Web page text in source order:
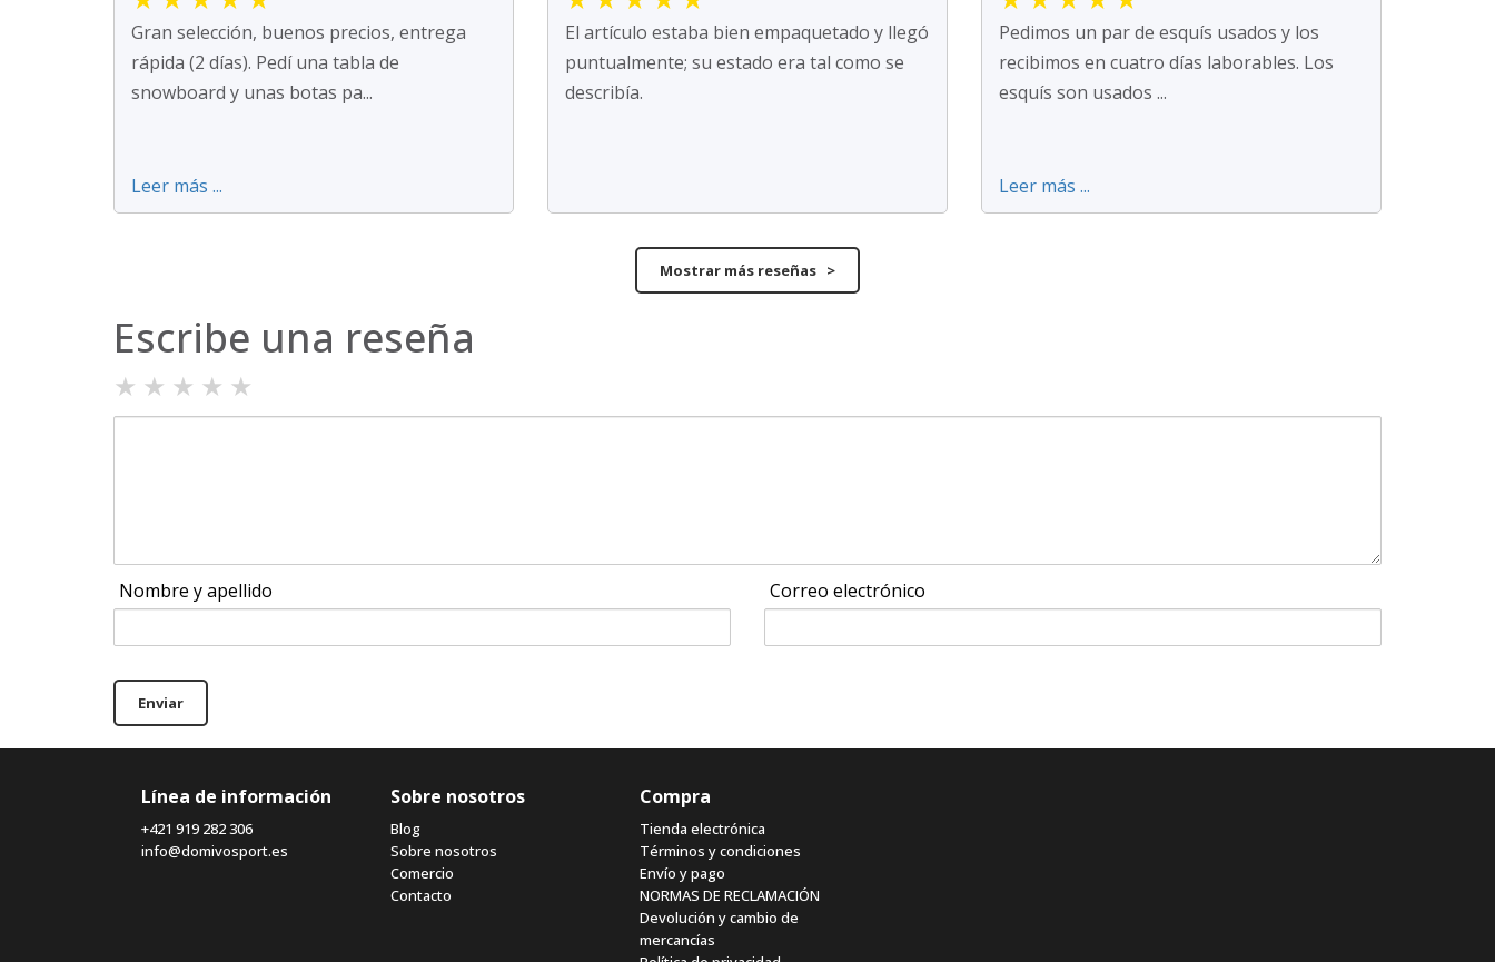
Gran selección, buenos precios, entrega
rápida (2 días). Pedí una tabla de
snowboard y unas botas pa...
Leer más ...
El artículo estaba bien empaquetado y llegó
puntualmente; su estado era tal como se
describía.
Pedimos un par de esquís usados y los
recibimos en cuatro días laborables. Los
esquís son usados ...
Leer más ...
Mostrar más reseñas >
Escribe una reseña
★ ★ ★ ★ ★
Nombre y apellido Correo electrónico
Enviar
Línea de información
+421 919 282 306
info@domivosport.es
Sobre nosotros
Blog
Sobre nosotros
Comercio
Contacto
Compra
Tienda electrónica
Términos y condiciones
Envío y pago
NORMAS DE RECLAMACIÓN
Devolución y cambio de
mercancías